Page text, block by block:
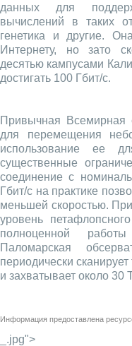
данных для
вычислений в таких
генетика и другие.
Интернету, но зато
десятью кампусами
достигать 100 Гбит/с.
Привычная Всемирная
для перемещения
использование ее
существенные
соединение с
Гбит/с на практике
меньшей скоростью.
уровень
полноценной
Паломарская
периодически
и захватывает около 30
Информация предоставлена
_.jpg">